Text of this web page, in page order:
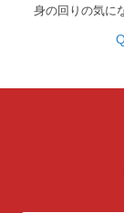
身の回りの気に